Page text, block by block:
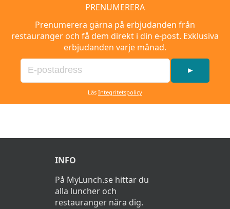
PRENUMERERA
Prenumerera gärna på erbjudanden från
restauranger och få dem direkt i din e-post. Exklusiva
erbjudanden varje månad.
►
Läs Integritetspolicy
INFO
På MyLunch.se hittar du
alla luncher och
restauranger nära dig.